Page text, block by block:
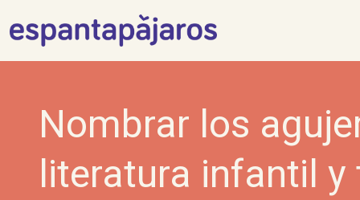
content
Nombrar los
literatura infantil y